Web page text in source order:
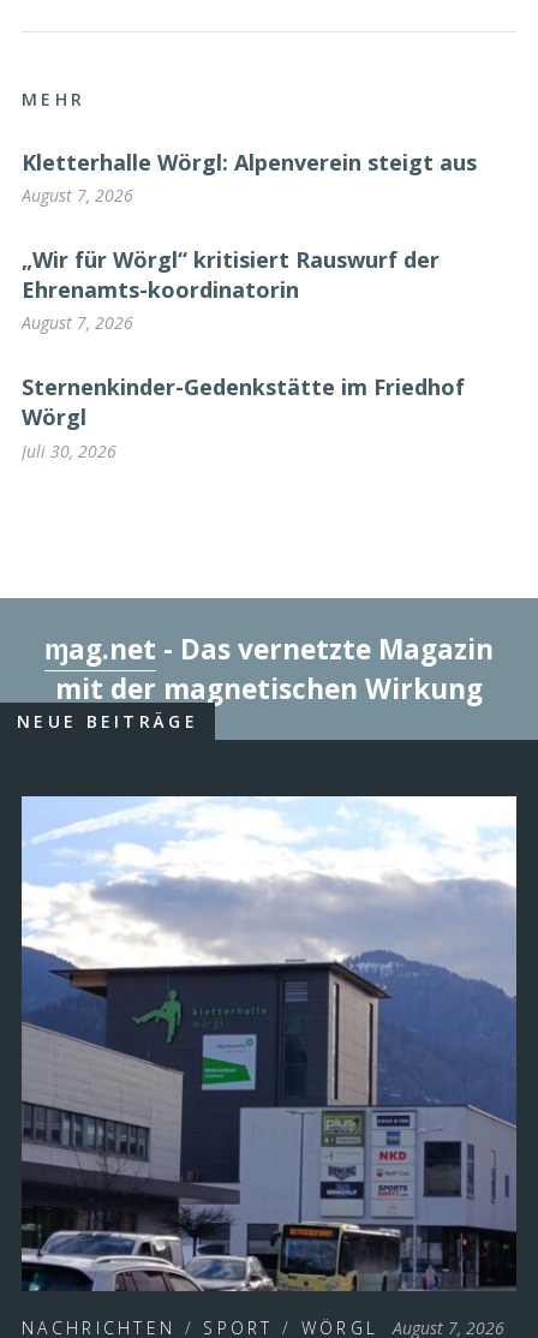
MEHR
Kletterhalle Wörgl: Alpenverein steigt aus
August 7, 2026
„Wir für Wörgl“ kritisiert Rauswurf der
Ehrenamts-koordinatorin
August 7, 2026
Sternenkinder-Gedenkstätte im Friedhof
Wörgl
Juli 30, 2026
ɱag.net - Das vernetzte Magazin
mit der magnetischen Wirkung
NEUE BEITRÄGE
NACHRICHTEN / SPORT / WÖRGL August 7, 2026